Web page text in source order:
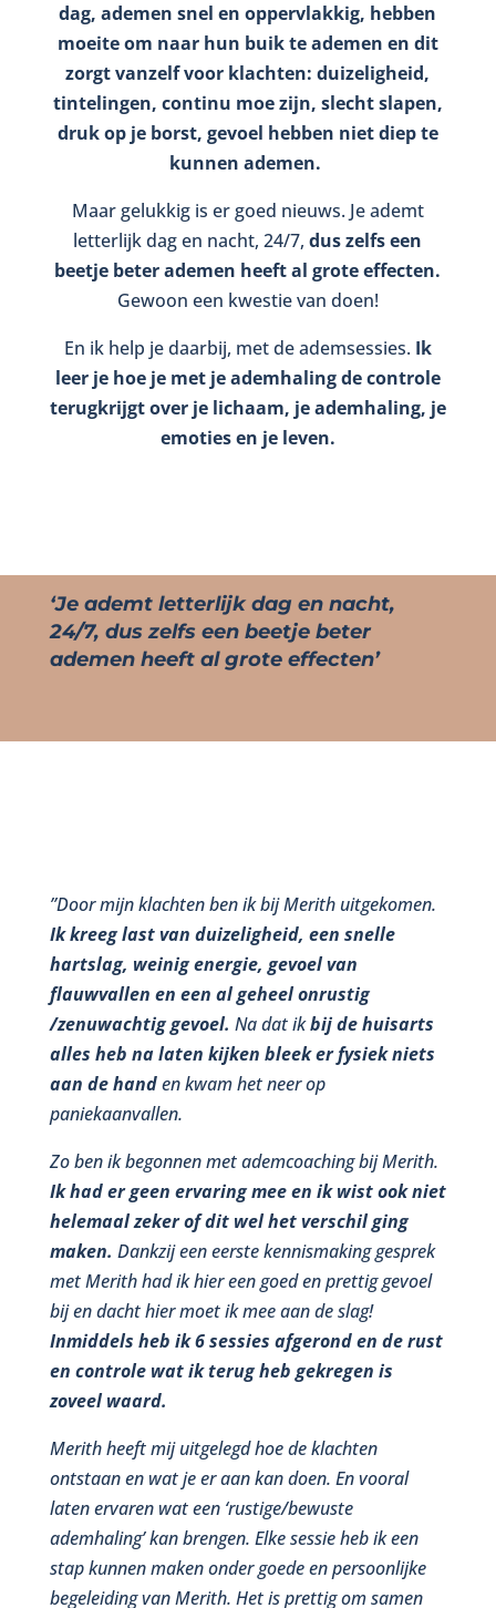
dag, ademen snel en oppervlakkig, hebben
moeite om naar hun buik te ademen en dit
zorgt vanzelf voor klachten: duizeligheid,
tintelingen, continu moe zijn, slecht slapen,
druk op je borst, gevoel hebben niet diep te
kunnen ademen.
Maar gelukkig is er goed nieuws. Je ademt
letterlijk dag en nacht, 24/7,dus zelfs een
beetje beter ademen heeft al grote effecten.
Gewoon een kwestie van doen!
En ik help je daarbij, met de ademsessies. Ik
leer je hoe je met je ademhaling de controle
terugkrijgt over je lichaam, je ademhaling, je
emoties en je leven.
‘Je ademt letterlijk dag en nacht,
24/7, dus zelfs een beetje beter
ademen heeft al grote effecten’
”Door mijn klachten ben ik bij Merith uitgekomen.
Ik kreeg last van duizeligheid, een snelle
hartslag, weinig energie, gevoel van
flauwvallen en een al geheel onrustig
/zenuwachtig gevoel. Na dat ikbij de huisarts
alles heb na laten kijken bleek er fysiek niets
aan de handen kwam het neer op
paniekaanvallen.
Zo ben ik begonnen met ademcoaching bij Merith.
Ik had er geen ervaring mee en ik wist ook niet
helemaal zeker of dit wel het verschil ging
maken. Dankzij een eerste kennismaking gesprek
met Merith had ik hier een goed en prettig gevoel
bij en dacht hier moet ik mee aan de slag!
Inmiddels heb ik 6 sessies afgerond en de rust
en controle wat ik terug heb gekregen is
zoveel waard.
Merith heeft mij uitgelegd hoe de klachten
ontstaan en wat je er aan kan doen. En vooral
laten ervaren wat een ‘rustige/bewuste
ademhaling’ kan brengen. Elke sessie heb ik een
stap kunnen maken onder goede en persoonlijke
begeleiding van Merith. Het is prettig om samen